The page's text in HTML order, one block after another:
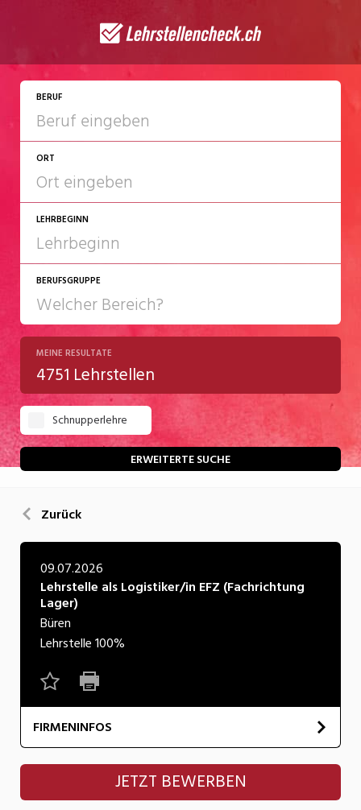
BERUF
ORT
LEHRBEGINN
2027
2028
BERUFSGRUPPE
Chemie/Pharma
Gastgewerbe
Gesundheit/Pflege/Soziales
Handwerk/Technik
Kultur
Natur
Verkehr/Logistik
Wirtschaft/Verwaltung
MEINE RESULTATE
4751 Lehrstellen
Schnupperlehre
ERWEITERTE SUCHE
Zurück
09.07.2026
Lehrstelle als Logistiker/in EFZ (Fachrichtung
Lager)
Büren
Lehrstelle100%
FIRMENINFOS
Thommen-Furler AG
JETZT BEWERBEN